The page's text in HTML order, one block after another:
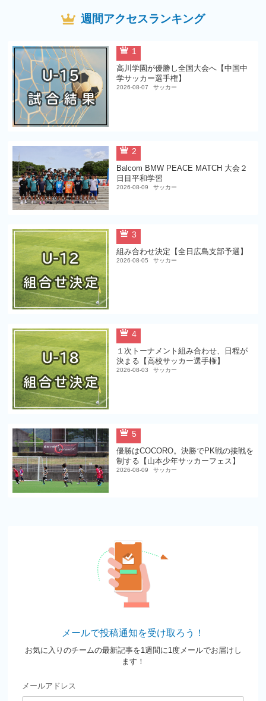
週間アクセスランキング
1
高川学園が優勝し全国大会へ【中国中
学サッカー選手権】
2026-08-07 サッカー
2
Balcom BMW PEACE MATCH 大会２
日目平和学習
2026-08-09 サッカー
3
組み合わせ決定【全日広島支部予選】
2026-08-05 サッカー
4
１次トーナメント組み合わせ、日程が
決まる【高校サッカー選手権】
2026-08-03 サッカー
5
優勝はCOCORO。決勝でPK戦の接戦を
制する【山本少年サッカーフェス】
2026-08-09 サッカー
メールで投稿通知を受け取ろう！
お気に入りのチームの最新記事を1週間に1度メールでお届けし
ます！
メールアドレス